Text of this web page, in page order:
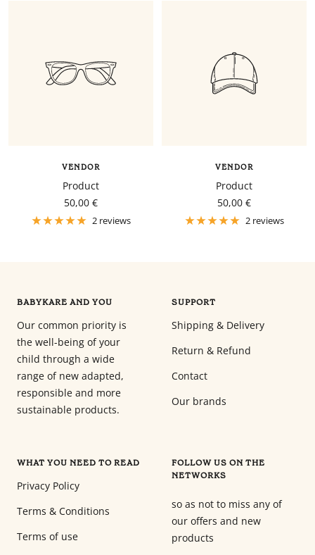
VENDOR
Product
Sale
price
50,00 €
2 reviews
VENDOR
Product
Sale
price
50,00 €
2 reviews
BABYKARE AND YOU
Our common priority is
the well-being of your
child through a wide
range of new adapted,
responsible and more
sustainable products.
SUPPORT
Shipping & Delivery
Return & Refund
Contact
Our brands
WHAT YOU NEED TO READ
Privacy Policy
Terms & Conditions
Terms of use
FOLLOW US ON THE
NETWORKS
so as not to miss any of
our offers and new
products